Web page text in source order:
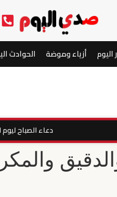
اليوم أزياء وموضة الحوادث
دعاء الصباح